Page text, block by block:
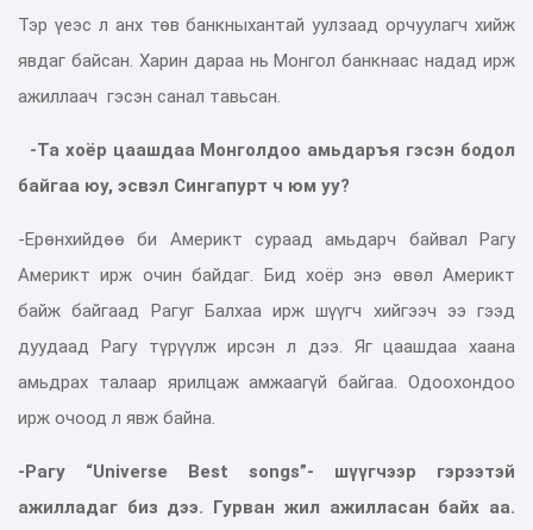
Тэр үеэс л анх төв банкныхантай уулзаад орчуулагч хийж
явдаг байсан. Харин дараа нь Монгол банкнаас надад ирж
ажиллаач гэсэн санал тавьсан.
-Та хоёр цаашдаа Монголдоо амьдаръя гэсэн бодол
байгаа юу, эсвэл Сингапурт ч юм уу?
-Ерөнхийдөө би Америкт сураад амьдарч байвал Рагу
Америкт ирж очин байдаг. Бид хоёр энэ өвөл Америкт
байж байгаад Рагуг Балхаа ирж шүүгч хийгээч ээ гээд
дуудаад Рагу түрүүлж ирсэн л дээ. Яг цаашдаа хаана
амьдрах талаар ярилцаж амжаагүй байгаа. Одоохондоо
ирж очоод л явж байна.
-Рагу “Universe Best songs”- шүүгчээр гэрээтэй
ажилладаг биз дээ. Гурван жил ажилласан байх аа.